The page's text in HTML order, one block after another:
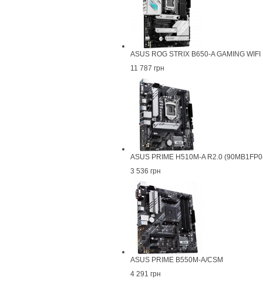
ASUS ROG STRIX B650-A GAMING WIFI
11 787 грн
ASUS PRIME H510M-A R2.0
3 536 грн
ASUS PRIME B550M-A/CSM
4 291 грн